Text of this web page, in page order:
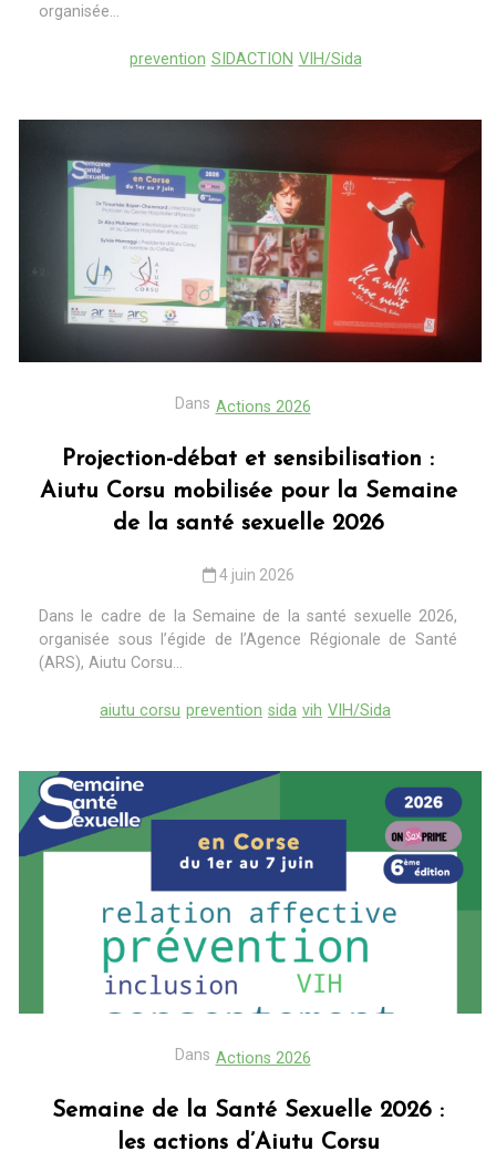
organisée...
prevention SIDACTION VIH/Sida
Dans Actions 2026
Projection-débat et sensibilisation :
Aiutu Corsu mobilisée pour la Semaine
de la santé sexuelle 2026
4 juin 2026
Dans le cadre de la Semaine de la santé sexuelle 2026,
organisée sous l’égide de l’Agence Régionale de Santé
(ARS), Aiutu Corsu...
aiutu corsu prevention sida vih VIH/Sida
Dans Actions 2026
Semaine de la Santé Sexuelle 2026 :
les actions d’Aiutu Corsu